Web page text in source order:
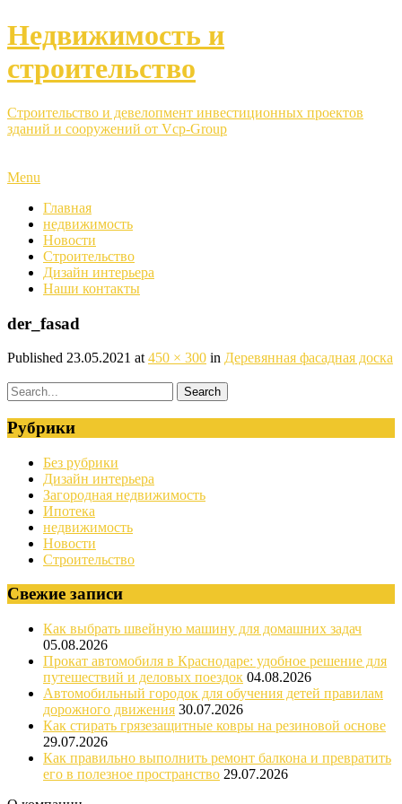
Недвижимость и
строительство
Строительство и девелопмент инвестиционных проектов
зданий и сооружений от Vcp-Group
Menu
Главная
недвижимость
Новости
Строительство
Дизайн интерьера
Наши контакты
der_fasad
Published 23.05.2021 at 450 × 300 in Деревянная фасадная доска
Рубрики
Без рубрики
Дизайн интерьера
Загородная недвижимость
Ипотека
недвижимость
Новости
Строительство
Свежие записи
Как выбрать швейную машину для домашних задач
05.08.2026
Прокат автомобиля в Краснодаре: удобное решение для
путешествий и деловых поездок 04.08.2026
Автомобильный городок для обучения детей правилам
дорожного движения 30.07.2026
Как стирать грязезащитные ковры на резиновой основе
29.07.2026
Как правильно выполнить ремонт балкона и превратить
его в полезное пространство 29.07.2026